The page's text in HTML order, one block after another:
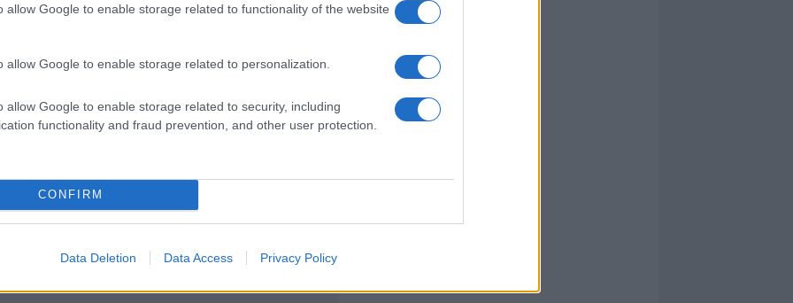
allow Google to enable storage related to functionality of the website
allow Google to enable storage related to personalization.
allow Google to enable storage related to security, including
functionality and fraud prevention, and other user protection.
CONFIRM
Data Deletion Data Access Privacy Policy
di GalluraOggi.it
i tuoi video e le tue foto
+39 345 356 7512
news daGoogle News